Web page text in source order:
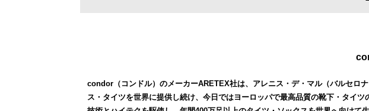
condor（コンドル）のメーカーARETEX社は、アレニス・デ・マル（バルセロ
ス・タイツを世界に提供し続け、今日ではヨーロッパで最高品質の靴下・タイ